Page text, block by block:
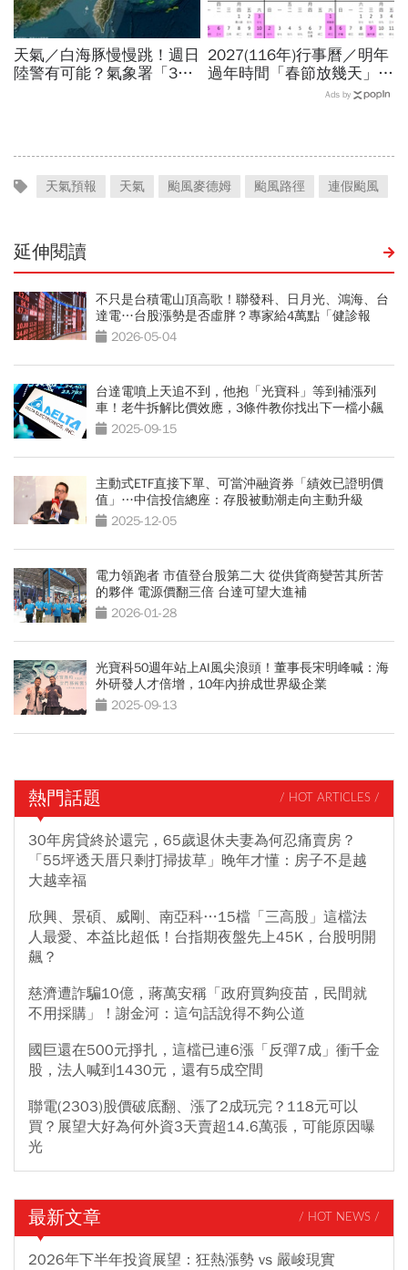
天氣／白海豚慢慢跳！週日
陸警有可能？氣象署「3字
2027(116年)行事曆／明年
過年時間「春節放幾天」、
寒假時間暑假日期？連假3
Ads by
天氣預報 天氣 颱風麥德姆 颱風路徑 連假颱風
延伸閱讀
不只是台積電山頂高歌！聯發科、日月光、鴻海、台
達電…台股漲勢是否虛胖？專家給4萬點「健診報
告」2026-05-04
台達電噴上天追不到，他抱「光寶科」等到補漲列
車！老牛拆解比價效應，3條件教你找出下一檔小飆
股 2025-09-15
主動式ETF直接下單、可當沖融資券「績效已證明價
值」…中信投信總座：存股被動潮走向主動升級
2025-12-05
電力領跑者 市值登台股第二大 從供貨商變苦其所苦
的夥伴 電源價翻三倍 台達可望大進補
2026-01-28
光寶科50週年站上AI風尖浪頭！董事長宋明峰喊：海
外研發人才倍增，10年內拚成世界級企業
2025-09-13
熱門話題 / HOT ARTICLES /
30年房貸終於還完，65歲退休夫妻為何忍痛賣房？
「55坪透天厝只剩打掃拔草」晚年才懂：房子不是越
大越幸福
欣興、景碩、威剛、南亞科…15檔「三高股」這檔法
人最愛、本益比超低！台指期夜盤先上45K，台股明開
飆？
慈濟遭詐騙10億，蔣萬安稱「政府買夠疫苗，民間就
不用採購」！謝金河：這句話說得不夠公道
國巨還在500元掙扎，這檔已連6漲「反彈7成」衝千金
股，法人喊到1430元，還有5成空間
聯電(2303)股價破底翻、漲了2成玩完？118元可以
買？展望大好為何外資3天賣超14.6萬張，可能原因曝
光
最新文章 / HOT NEWS /
2026年下半年投資展望：狂熱漲勢 vs 嚴峻現實